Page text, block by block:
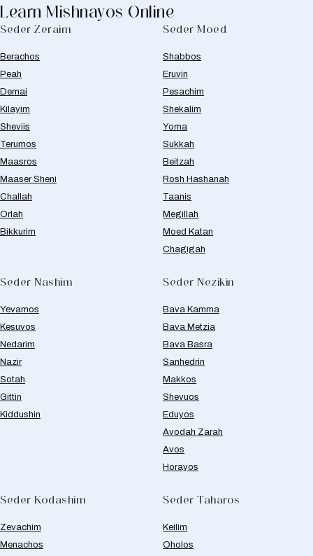
Learn Mishnayos Online
Seder Zeraim
Berachos
Peah
Demai
Kilayim
Sheviis
Terumos
Maasros
Maaser Sheni
Challah
Orlah
Bikkurim
Seder Moed
Shabbos
Eruvin
Pesachim
Shekalim
Yoma
Sukkah
Beitzah
Rosh Hashanah
Taanis
Megillah
Moed Katan
Chagigah
Seder Nashim
Yevamos
Kesuvos
Nedarim
Nazir
Sotah
Gittin
Kiddushin
Seder Nezikin
Bava Kamma
Bava Metzia
Bava Basra
Sanhedrin
Makkos
Shevuos
Eduyos
Avodah Zarah
Avos
Horayos
Seder Kodashim
Zevachim
Menachos
Seder Taharos
Keilim
Oholos